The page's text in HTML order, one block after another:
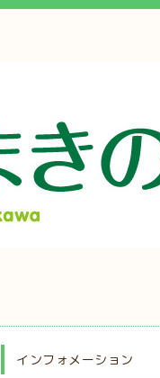
インフォメーション